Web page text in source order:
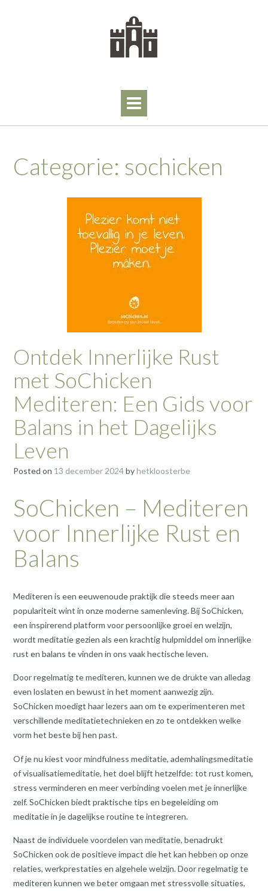
Categorie: sochicken
Ontdek Innerlijke Rust
met SoChicken
Mediteren: Een Gids voor
Balans in het Dagelijks
Leven
Posted on 13 december 2024byhetkloosterbe
SoChicken – Mediteren
voor Innerlijke Rust en
Balans
Mediteren is een eeuwenoude praktijk die steeds meer aan
populariteit wint in onze moderne samenleving. Bij SoChicken,
een inspirerend platform voor persoonlijke groei en welzijn,
wordt meditatie gezien als een krachtig hulpmiddel om innerlijke
rust en balans te vinden in ons vaak hectische leven.
Door regelmatig te mediteren, kunnen we de drukte van alledag
even loslaten en bewust in het moment aanwezig zijn.
SoChicken moedigt haar lezers aan om te experimenteren met
verschillende meditatietechnieken en zo te ontdekken welke
vorm het beste bij hen past.
Of je nu kiest voor mindfulness meditatie, ademhalingsmeditatie
of visualisatiemeditatie, het doel blijft hetzelfde: tot rust komen,
stress verminderen en meer verbinding voelen met je innerlijke
zelf. SoChicken biedt praktische tips en begeleiding om
meditatie in je dagelijkse routine te integreren.
Naast de individuele voordelen van meditatie, benadrukt
SoChicken ook de positieve impact die het kan hebben op onze
relaties, werkprestaties en algehele welzijn. Door regelmatig te
mediteren kunnen we beter omgaan met stressvolle situaties,